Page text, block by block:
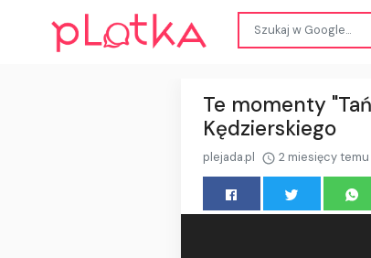
Te momenty
Kędzierskiego
plejada.pl 2 miesięcy temu